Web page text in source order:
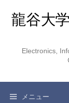
龍谷大
Electronics,
メニュー